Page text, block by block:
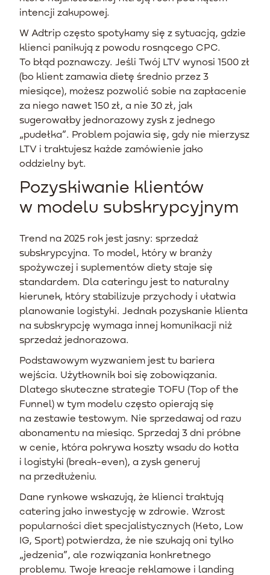
intencji zakupowej.
W Adtrip często spotykamy się z sytuacją, gdzie
klienci panikują z powodu rosnącego CPC.
To błąd poznawczy. Jeśli Twój LTV wynosi 1500 zł
(bo klient zamawia dietę średnio przez 3
miesiące), możesz pozwolić sobie na zapłacenie
za niego nawet 150 zł, a nie 30 zł, jak
sugerowałby jednorazowy zysk z jednego
„pudełka”. Problem pojawia się, gdy nie mierzysz
LTV i traktujesz każde zamówienie jako
oddzielny byt.
Pozyskiwanie klientów
w modelu subskrypcyjnym
Trend na 2025 rok jest jasny: sprzedaż
subskrypcyjna. To model, który w branży
spożywczej i suplementów diety staje się
standardem. Dla cateringu jest to naturalny
kierunek, który stabilizuje przychody i ułatwia
planowanie logistyki. Jednak pozyskanie klienta
na subskrypcję wymaga innej komunikacji niż
sprzedaż jednorazowa.
Podstawowym wyzwaniem jest tu bariera
wejścia. Użytkownik boi się zobowiązania.
Dlatego skuteczne strategie TOFU (Top of the
Funnel) w tym modelu często opierają się
na zestawie testowym. Nie sprzedawaj od razu
abonamentu na miesiąc. Sprzedaj 3 dni próbne
w cenie, która pokrywa koszty wsadu do kotła
i logistyki (break-even), a zysk generuj
na przedłużeniu.
Dane rynkowe wskazują, że klienci traktują
catering jako inwestycję w zdrowie. Wzrost
popularności diet specjalistycznych (Keto, Low
IG, Sport) potwierdza, że nie szukają oni tylko
„jedzenia”, ale rozwiązania konkretnego
problemu. Twoje kreacje reklamowe i landing